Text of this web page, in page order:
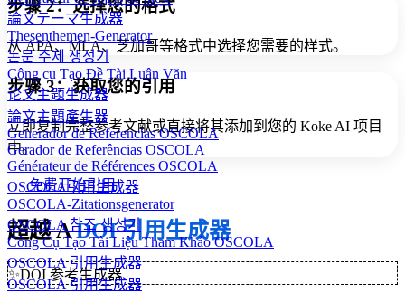
論文テーマ生成器
Thesenthemen-Generator
논문 주제 생성기
Công cụ Tạo Đề Tài Luận Văn
论文主题生成器
論文主題產生器
Generador de Referencias OSCOLA
Gerador de Referências OSCOLA
Générateur de Références OSCOLA
OSCOLA引用生成器
OSCOLA-Zitationsgenerator
OSCOLA 참조 생성기
Công Cụ Tạo Tài Liệu Tham Khảo OSCOLA
OSCOLA 引用生成器
OSCOLA 引用生成器
步骤 2：选择您的格式
从 APA、MLA、芝加哥等格式中选择您需要的样式。
步骤 3：获取您的引用
立即复制完整参考文献或直接将其添加到您的 Koke AI 项目
中。
免费开始引用
超越 ADOI 引用生成器
✨DOI 参考生成器